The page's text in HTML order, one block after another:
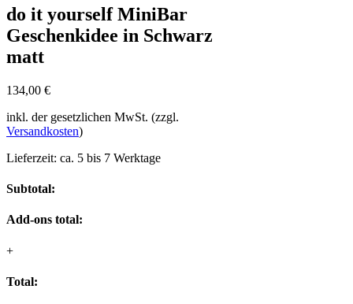
do it yourself MiniBar
Geschenkidee in Schwarz
matt
134,00 €
inkl. der gesetzlichen MwSt. (zzgl.
Versandkosten)
Lieferzeit: ca. 5 bis 7 Werktage
Subtotal:
Add-ons total:
+
Total: